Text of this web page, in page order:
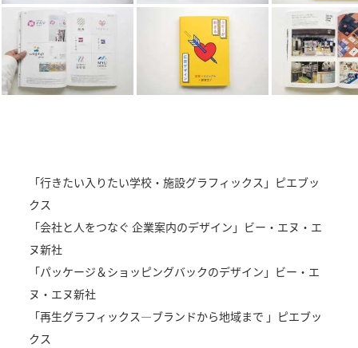
税理士法人大樹
ソリマチ株式会社
東京中央税理士法人
社会保険労務士法人エール
松下欣司税理士事務所
MAP経営
「行きたい入りたい学校・施設グラフィックス」ピエブッ
クス
「会社と人をつなぐ 企業案内のデザイン」ビー・エヌ・エ
ヌ新社
「パッケージ＆ショッピングバックのデザイン」ビー・エ
ヌ・エヌ新社
「再生グラフィックス―ブランドから地域まで 」ピエブッ
クス